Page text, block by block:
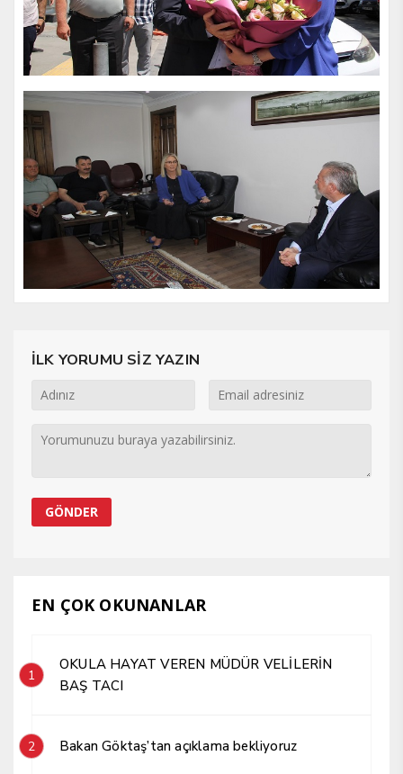
İLK YORUMU SİZ YAZIN
EN ÇOK OKUNANLAR
1
OKULA HAYAT VEREN MÜDÜR VELİLERİN
BAŞ TACI
2 Bakan Göktaş’tan açıklama bekliyoruz